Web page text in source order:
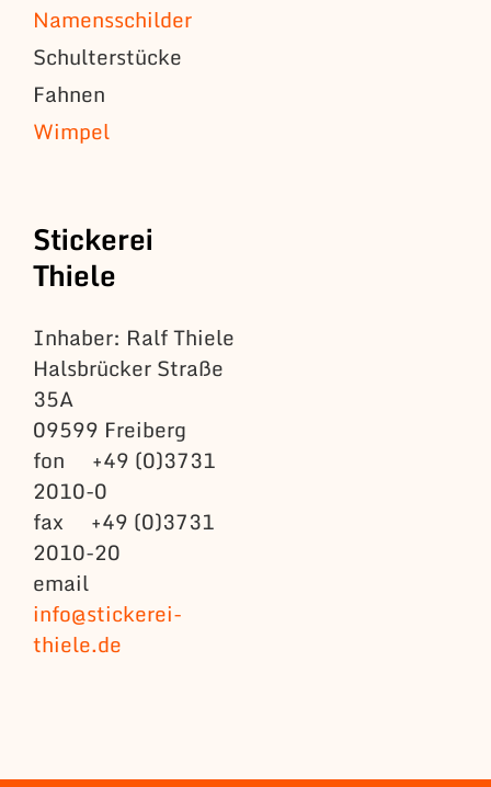
Namensschilder
Schulterstücke
Fahnen
Wimpel
Stickerei
Thiele
Inhaber: Ralf Thiele
Halsbrücker Straße
35A
09599 Freiberg
fon +49 (0)3731
2010-0
fax +49 (0)3731
2010-20
email
info@stickerei-
thiele.de